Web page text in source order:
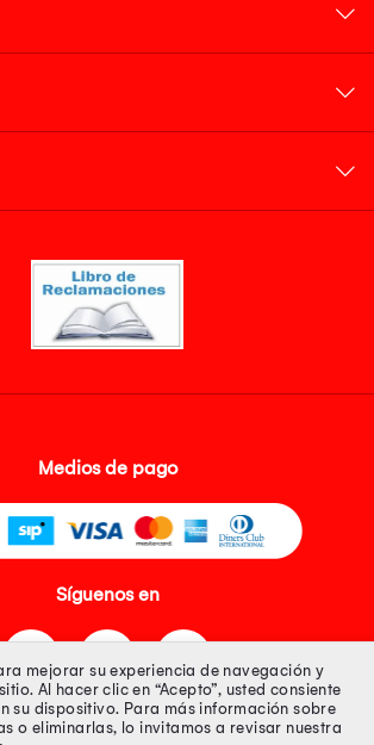
Medios de pago
Síguenos en
mejorar su experiencia de navegación y
Al hacer clic en “Acepto”, usted consiente
su dispositivo. Para más información sobre
o eliminarlas, lo invitamos a revisar nuestra